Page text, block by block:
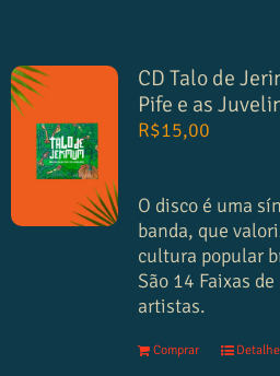
CD Talo de
Pife e as
R$15,00
O disco é uma
banda, que
cultura popular
São 14 Faixas
artistas.
Comprar